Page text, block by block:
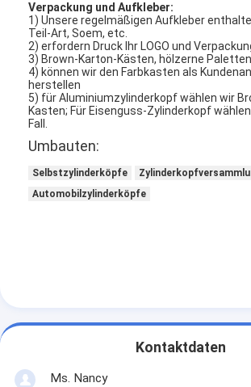
Qualitätskontrolle
Kontakt mit uns
Jetzt Chatten
Motorzylinderzylinderblock
SCHLIESSEN SIE ZYLINDERKOPF AB
Verpackung und Aufkleber:
1) Unsere regelmäßigen Aufkleber
Teil-Art, Soem, etc.
2) erfordern Druck Ihr LOGO und
3) Brown-Karton-Kästen, hölzerne
4) können wir den Farbkasten als
herstellen
5) für Aluminiumzylinderkopf wählen wir
Kasten; Für Eisenguss-Zylinderkopf
Fall.
Umbauten:
Selbstzylinderköpfe
Automobilzylinderköpfe
Kontaktdaten
Ms. Nancy